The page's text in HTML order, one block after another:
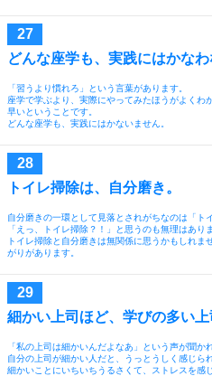
どんな座学も、実践にはかなわ
「習うより慣れろ」という言葉があります。
座学で学ぶより、実際にやってみたほうがよくわ
早いということです。
どんな座学も、実践にはかないません。
トイレ掃除は、自分磨き。
自分磨きの一環として見落とされがちなのは「ト
「えっ、トイレ掃除？！」と思うのも無理はあり
トイレ掃除と自分磨きは無関係に思うかもしれま
がりがあります。
細かい上司ほど、学びの多い上
「私の上司は細かいんだよなあ」という声が聞か
自分の上司が細かい人だと、うっとうしく感じら
細かいことにいちいちうるさくて、ストレスを感